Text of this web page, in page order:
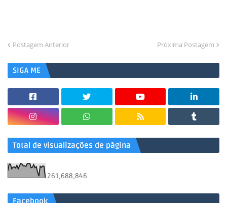
Postagem Anterior Próxima Postagem
SIGA ME
Total de visualizações de página
261,688,846
Facebook